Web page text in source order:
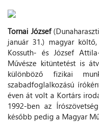
Tornai József
január 31.) magyar
Kossuth- és József
Művésze kitüntetést is
különböző fizikai
szabadfoglalkozású
éven át volt a Kortárs
1992-ben az
később pedig a Magyar